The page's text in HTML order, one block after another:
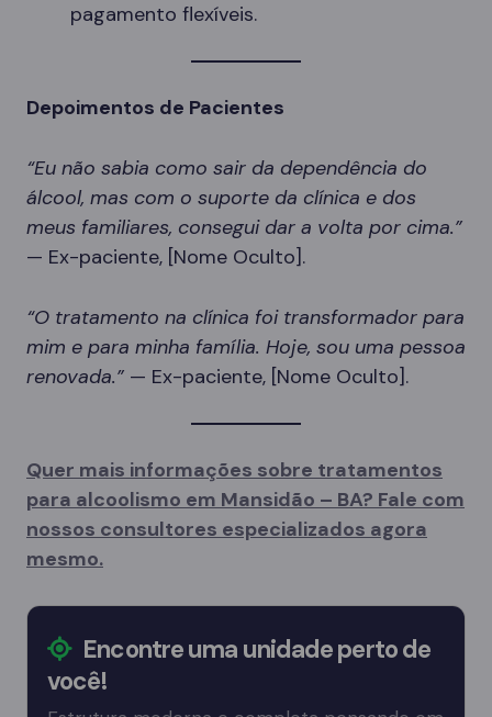
pagamento flexíveis.
Depoimentos de Pacientes
“Eu não sabia como sair da dependência do
álcool, mas com o suporte da clínica e dos
meus familiares, consegui dar a volta por cima.”
— Ex-paciente, [Nome Oculto].
“O tratamento na clínica foi transformador para
mim e para minha família. Hoje, sou uma pessoa
renovada.” — Ex-paciente, [Nome Oculto].
Quer mais informações sobre tratamentos
para alcoolismo em Mansidão – BA? Fale com
nossos consultores especializados agora
mesmo.
Encontre uma unidade perto de
você!